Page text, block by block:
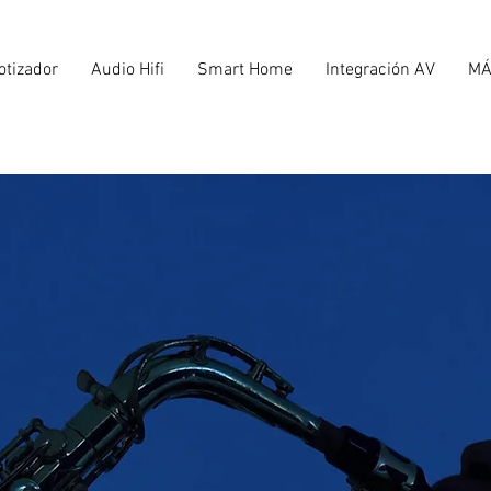
Audio Hifi Smart Home Integración AV